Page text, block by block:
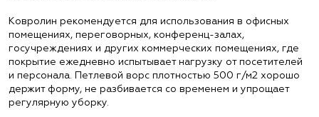
Ковролин рекомендуется для использования в офисных
помещениях, переговорных, конференц-залах,
госучреждениях и других коммерческих помещениях, где
покрытие ежедневно испытывает нагрузку от посетителей
и персонала. Петлевой ворс плотностью 500 г/м2 хорошо
держит форму, не разбивается со временем и упрощает
регулярную уборку.